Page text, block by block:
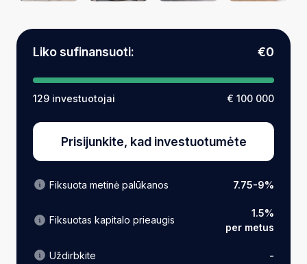
Liko sufinansuoti: €0
129 investuotojai € 100 000
Prisijunkite, kad investuotumėte
Fiksuota metinė palūkanos 7.75-9%
Fiksuotas kapitalo prieaugis
1.5%
per metus
Uždirbkite -